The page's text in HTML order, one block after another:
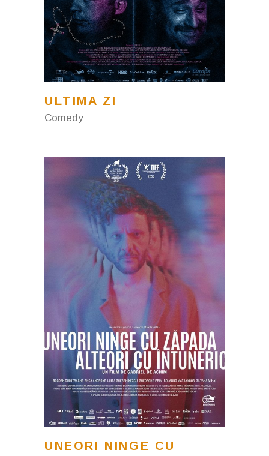
ULTIMA ZI
Comedy
UNEORI NINGE CU